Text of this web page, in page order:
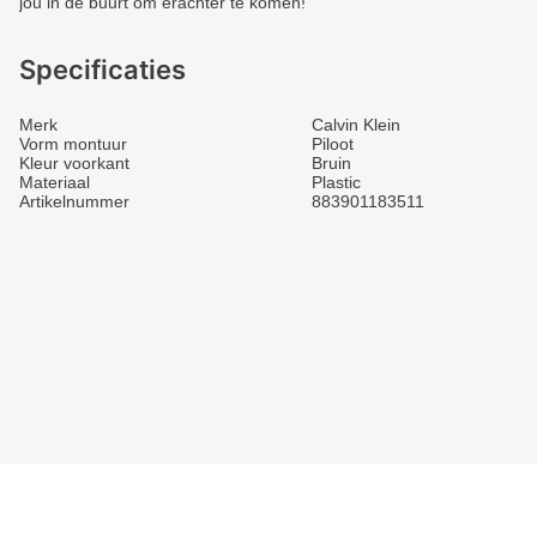
Specificaties
Merk
Calvin Klein
Vorm montuur
Piloot
Kleur voorkant
Bruin
Materiaal
Plastic
Artikelnummer
883901183511